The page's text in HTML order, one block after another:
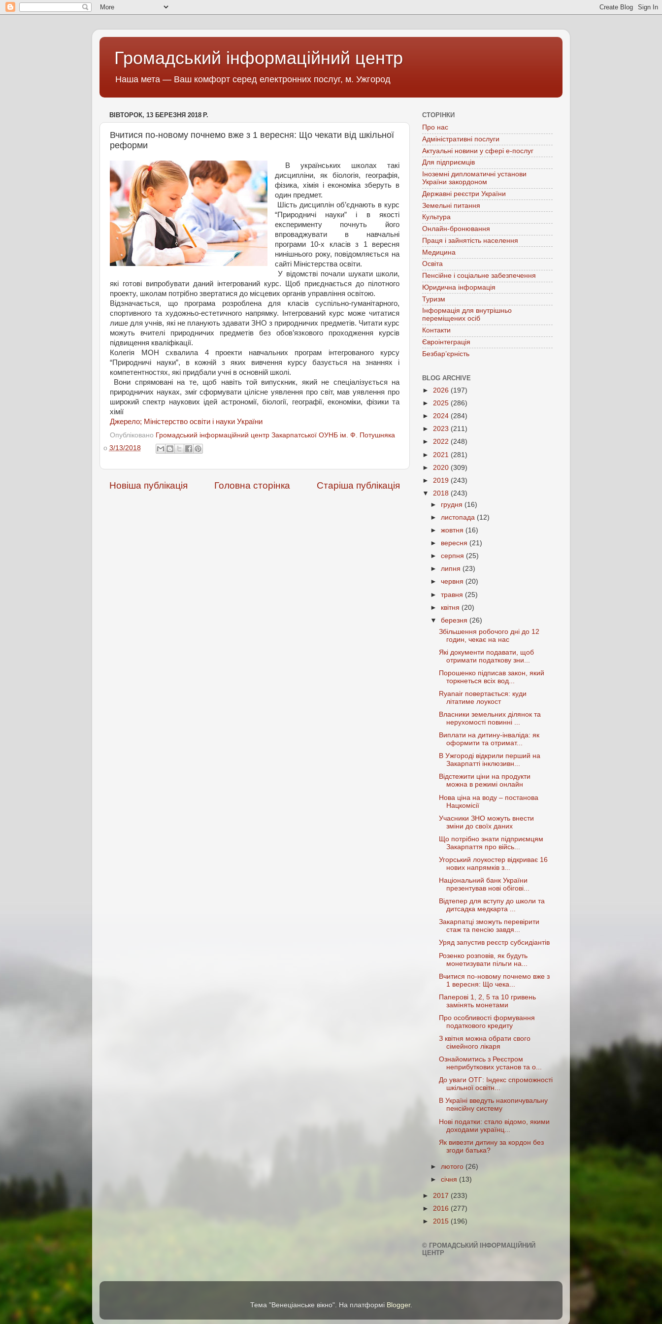
Громадський інформаційний центр
Наша мета — Ваш комфорт серед електронних послуг, м. Ужгород
ВІВТОРОК, 13 БЕРЕЗНЯ 2018 Р.
Вчитися по-новому почнемо вже з 1 вересня: Що чекати від шкільної
реформи
В українських школах такі
дисципліни, як біологія, географія,
фізика, хімія і економіка зберуть в
один предмет.
Шість дисциплін об’єднають в курс
“Природничі науки” і в якості
експерименту почнуть його
впроваджувати в навчальні
програми 10-х класів з 1 вересня
нинішнього року, повідомляється на
сайті Міністерства освіти.
У відомстві почали шукати школи,
які готові випробувати даний інтегрований курс. Щоб приєднається до пілотного
проекту, школам потрібно звертатися до місцевих органів управління освітою.
Відзначається, що програма розроблена для класів суспільно-гуманітарного,
спортивного та художньо-естетичного напрямку. Інтегрований курс може читатися
лише для учнів, які не планують здавати ЗНО з природничих предметів. Читати курс
можуть вчителі природничих предметів без обов’язкового проходження курсів
підвищення кваліфікації.
Колегія МОН схвалила 4 проекти навчальних програм інтегрованого курсу
“Природничі науки”, в кожній з яких вивчення курсу базується на знаннях і
компетентностях, які придбали учні в основній школі.
Вони спрямовані на те, щоб навіть той випускник, який не спеціалізується на
природничих науках, зміг сформувати цілісне уявлення про світ, мав уявлення про
широкий спектр наукових ідей астрономії, біології, географії, економіки, фізики та
хімії
Джерело; Міністерство освіти і науки України
Опубліковано Громадський інформаційний центр Закарпатської ОУНБ ім. Ф. Потушняка
о 3/13/2018
Новіша публікація Старіша публікація
Головна сторінка
СТОРІНКИ
Про нас
Адміністративні послуги
Актуальні новини у сфері е-послуг
Для підприємців
Іноземні дипломатичні установи
України закордоном
Державні реєстри України
Земельні питання
Культура
Онлайн-бронювання
Праця і зайнятість населення
Медицина
Освіта
Пенсійне і соціальне забезпечення
Юридична інформація
Туризм
Інформація для внутрішньо
переміщених осіб
Контакти
Євроінтеграція
Безбар’єрність
BLOG ARCHIVE
► 2026 (197)
► 2025 (286)
► 2024 (284)
► 2023 (211)
► 2022 (248)
► 2021 (281)
► 2020 (309)
► 2019 (243)
▼ 2018 (243)
► грудня (16)
► листопада (12)
►жовтня (16)
► вересня (21)
►серпня (25)
►липня (23)
►червня (20)
►травня (25)
► квітня (20)
▼березня (26)
Збільшення робочого дні до 12
годин, чекає на нас
Які документи подавати, щоб
отримати податкову зни...
Порошенко підписав закон, який
торкнеться всіх вод...
Ryanair повертається: куди
літатиме лоукост
Власники земельних ділянок та
нерухомості повинні ...
Виплати на дитину-інваліда: як
оформити та отримат...
В Ужгороді відкрили перший на
Закарпатті інклюзивн...
Відстежити ціни на продукти
можна в режимі онлайн
Нова ціна на воду – постанова
Нацкомісії
Учасники ЗНО можуть внести
зміни до своїх даних
Що потрібно знати підприємцям
Закарпаття про війсь...
Угорський лоукостер відкриває 16
нових напрямків з...
Національний банк України
презентував нові обігові...
Відтепер для вступу до школи та
дитсадка медкарта ...
Закарпатці зможуть перевірити
стаж та пенсію завдя...
Уряд запустив реєстр субсидіантів
Розенко розповів, як будуть
монетизувати пільги на...
Вчитися по-новому почнемо вже з
1 вересня: Що чека...
Паперові 1, 2, 5 та 10 гривень
замінять монетами
Про особливості формування
податкового кредиту
З квітня можна обрати свого
сімейного лікаря
Ознайомитись з Реєстром
неприбуткових установ та о...
До уваги ОТГ: Індекс спроможності
шкільної освітн...
В Україні введуть накопичувальну
пенсійну систему
Нові податки: стало відомо, якими
доходами українц...
Як вивезти дитину за кордон без
згоди батька?
► лютого (26)
►січня (13)
► 2017 (233)
► 2016 (277)
► 2015 (196)
© ГРОМАДСЬКИЙ ІНФОРМАЦІЙНИЙ
ЦЕНТР
Тема "Венеціанське вікно". На платформі Blogger.